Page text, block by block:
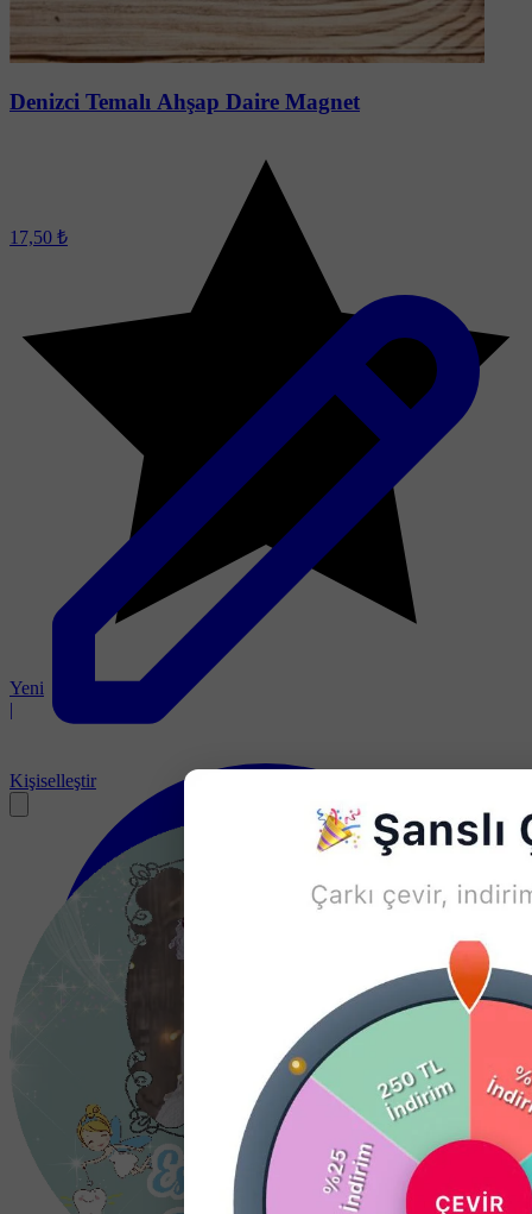
Denizci Temalı Ahşap Daire Magnet
Yeni
|
17,50 ₺
Kişiselleştir